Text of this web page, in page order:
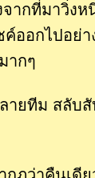
ากที่มาวิ่งห
ออกไปอย่
ากๆ
ยทีม สลับ